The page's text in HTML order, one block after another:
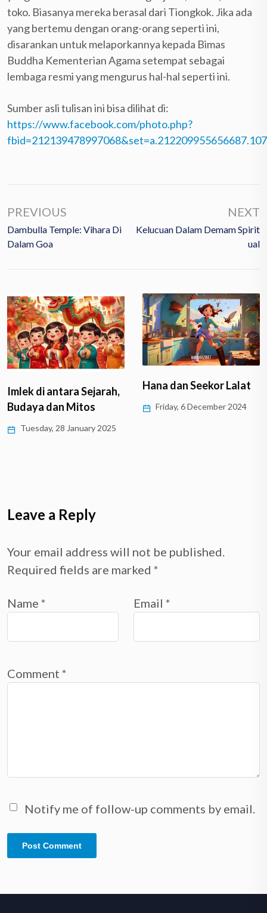
toko. Biasanya mereka berasal dari Tiongkok. Jika ada
yang bertemu dengan orang-orang seperti ini,
disarankan untuk melaporkannya kepada Bimas
Buddha Kementerian Agama setempat sebagai
lembaga resmi yang mengurus hal-hal seperti ini.
Sumber asli tulisan ini bisa dilihat di:
https://www.facebook.com/photo.php?
PREVIOUS
Dambulla Temple: Vihara Di
Dalam Goa
NEXT
Kelucuan Dalam Demam Spirit
Ual
Imlek di antara Sejarah,
Budaya dan Mitos
Tuesday, 28 January 2025
Hana dan Seekor Lalat
Friday, 6 December 2024
Leave a Reply
Your email address will not be published.
Required fields are marked *
Name * Email *
Comment *
Notify me of follow-up comments by email.